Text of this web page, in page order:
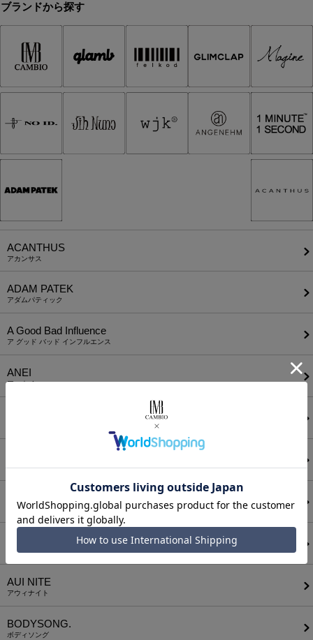
ブランドから探す
ACANTHUS
アカンサス
ADAM PATEK
アダムパティック
A Good Bad Influence
ア グッド バッド インフルエンス
ANEI
アーネイ
ア リトル
アンゲネーム
ATTACHMENT
アタッチメント
AUI NITE
アウィナイト
BODYSONG.
ボディソング